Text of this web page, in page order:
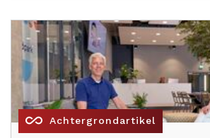
all_inclusive Achtergrondartikel